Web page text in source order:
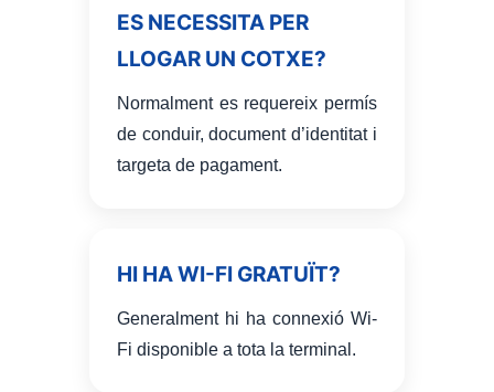
ES NECESSITA PER
LLOGAR UN COTXE?
Normalment es requereix permís
de conduir, document d’identitat i
targeta de pagament.
HI HA WI-FI GRATUÏT?
Generalment hi ha connexió Wi-
Fi disponible a tota la terminal.